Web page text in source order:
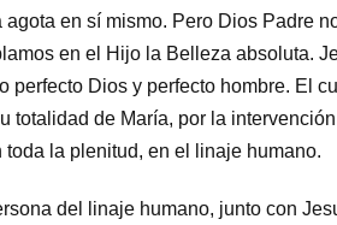
en sí mismo. Pero Dios Padre
en el Hijo la Belleza absoluta.
perfecto Dios y perfecto hombre. El
totalidad de María, por la
la plenitud, en el linaje humano.
del linaje humano, junto con